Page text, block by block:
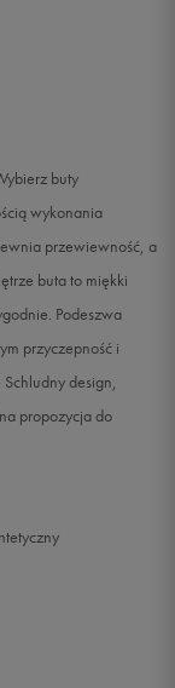
o dostępności
o dostępności
buty
wykonania
przewiewność, a
buta to miękki
Podeszwa
przyczepność i
design,
propozycja do